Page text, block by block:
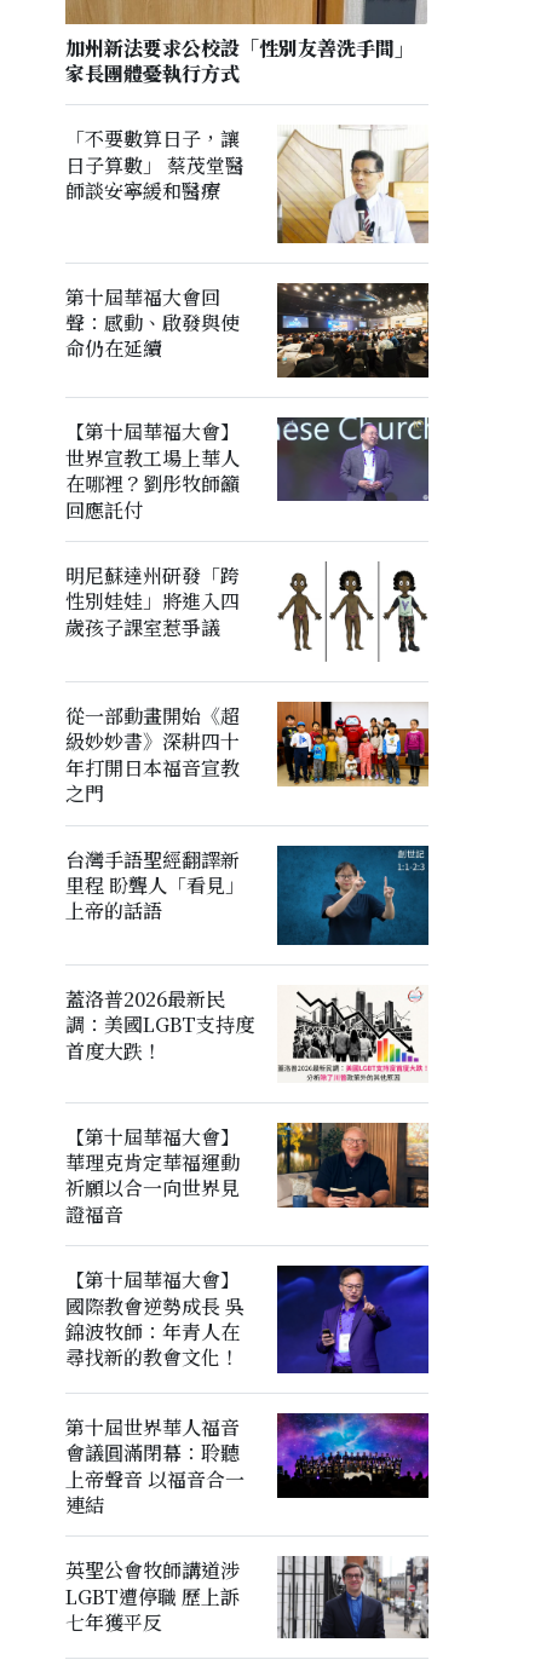
加州新法要求公校設「性別友善洗手間」
家長團體憂執行方式
「不要數算日子，讓
日子算數」 蔡茂堂醫
師談安寧緩和醫療
第十屆華福大會回
聲：感動、啟發與使
命仍在延續
【第十屆華福大會】
世界宣教工場上華人
在哪裡？劉彤牧師籲
回應託付
明尼蘇達州研發「跨
性別娃娃」將進入四
歲孩子課室惹爭議
從一部動畫開始《超
級妙妙書》深耕四十
年打開日本福音宣教
之門
台灣手語聖經翻譯新
里程 盼聾人「看見」
上帝的話語
蓋洛普2026最新民
調：美國LGBT支持度
首度大跌！
【第十屆華福大會】
華理克肯定華福運動
祈願以合一向世界見
證福音
【第十屆華福大會】
國際教會逆勢成長 吳
錦波牧師：年青人在
尋找新的教會文化！
第十屆世界華人福音
會議圓滿閉幕：聆聽
上帝聲音 以福音合一
連結
英聖公會牧師講道涉
LGBT遭停職 歷上訴
七年獲平反